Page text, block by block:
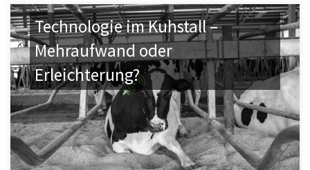
Technologie im Kuhstall –
Mehraufwand oder
Erleichterung?